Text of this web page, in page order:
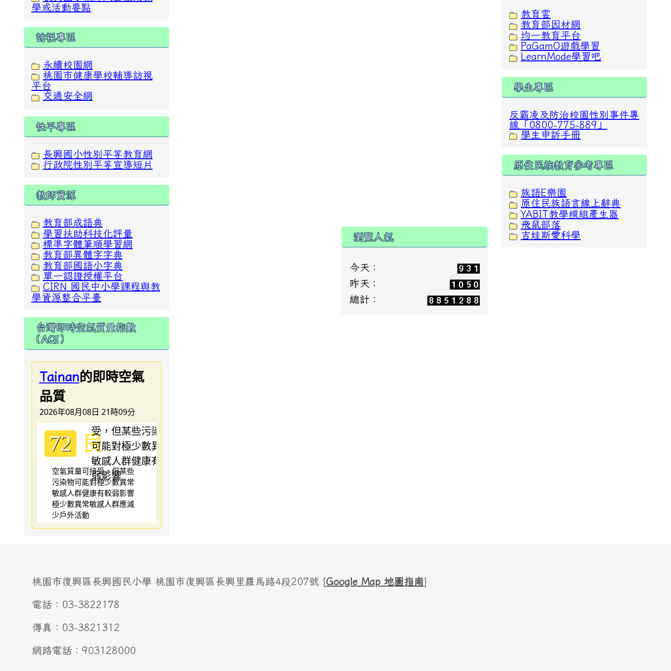
瀏覽人氣
今天：
昨天：
總計：
學或活動要點
訪視專區
永續校園網
桃園市健康學校輔導訪視
平台
交通安全網
性平專區
長興國小性別平等教育網
行政院性別平等宣導短片
教師資源
教育部成語典
學習扶助科技化評量
標準字體筆順學習網
教育部異體字字典
教育部國語小字典
單一認證授權平台
CIRN 國民中小學課程與教
學資源整合平臺
台灣即時空氣質量指數
（AQI）
Tainan的即時空氣
品質
2026年08月08日 21時09分
72 良
空氣質量可接受，但某些
污染物可能對極少數異常
敏感人群健康有較弱影響
極少數異常敏感人群應減
少戶外活動
教育雲
教育部因材網
均一教育平台
PaGamO遊戲學習
LearnMode學習吧
學生專區
反霸凌及防治校園性別事件專
線「0800-775-889」
學生申訴手冊
原住民族教育參考專區
族語E樂園
原住民族語言線上辭典
YABIT教學模組產生器
飛鼠部落
吉娃斯愛科學
桃園市復興區長興國民小學 桃園市復興區長興里羅馬路4段207號 [Google Map 地圖指南]
電話：03-3822178
傳真：03-3821312
網路電話：903128000